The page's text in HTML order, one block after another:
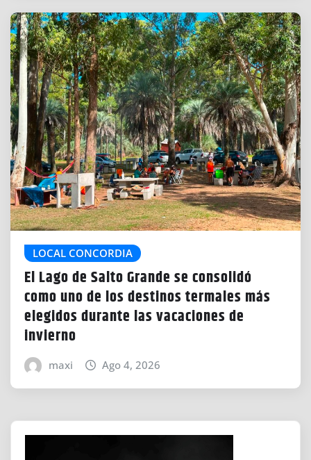
LOCAL CONCORDIA
El Lago de Salto Grande se consolidó
como uno de los destinos termales más
elegidos durante las vacaciones de
invierno
maxi Ago 4, 2026